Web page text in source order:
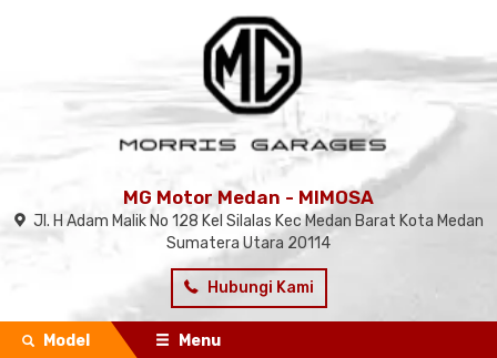
MG Motor Medan - MIMOSA
Jl. H Adam Malik No 128 Kel Silalas Kec Medan Barat Kota Medan
Sumatera Utara 20114
Hubungi Kami
Model Menu